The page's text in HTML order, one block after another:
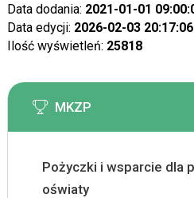
Data dodania: 2021-01-01
Data edycji: 2026-02-03 20:17:06
Ilość wyświetleń: 25818
MKZP
Pożyczki i wsparcie dla
oświaty